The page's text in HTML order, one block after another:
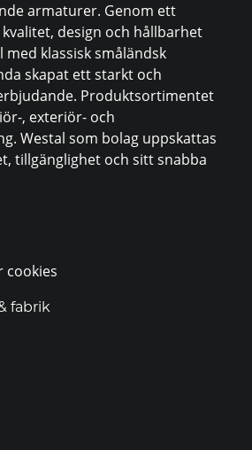
armaturer. Genom ett
design och hållbarhet
med klassisk småländsk
skapat ett starkt och
Produktsortimentet
, exteriör- och
Westal som bolag uppskattas
tillgänglighet och sitt snabba
cookies
fabrik